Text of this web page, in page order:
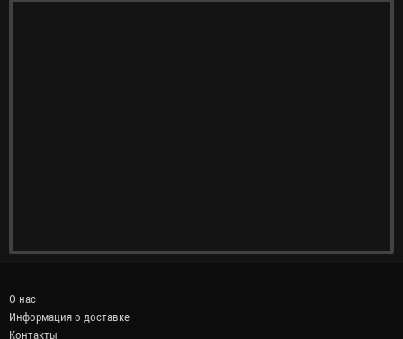
О нас
Информация о доставке
Контакты